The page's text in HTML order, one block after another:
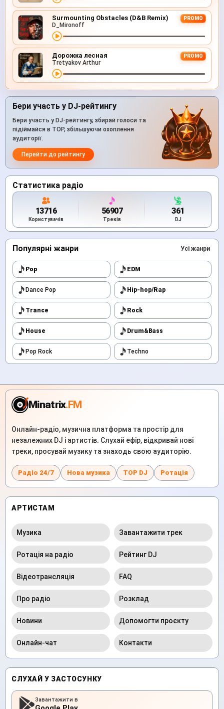
Surmounting Obstacles (D&B Remix) PROMO
D_Mironoff
Дорожка лесная PROMO
Tretyakov Arthur
Бери участь у DJ-рейтингу
Бери участь у DJ-рейтингу, збирай голоси та
підіймайся в TOP, збільшуючи охоплення
аудиторії.
Перейти до рейтингу
Статистика радіо
13716
Користувачів
56907
Треків
361
DJ
Популярні жанри Усі жанри
Pop EDM
Dance Pop Hip-hop/Rap
Trance Rock
House Drum&Bass
Pop Rock Techno
Minatrix.FM
Онлайн-радіо, музична платформа та простір для
незалежних DJ і артистів. Слухай ефір, відкривай нові
треки, просувай музику та знаходь свою аудиторію.
Радіо 24/7 Нова музика TOP DJ Ротація
АРТИСТАМ
Музика Завантажити трек
Ротація на радіо Рейтинг DJ
Відеотрансляція FAQ
Про радіо Розклад
Новини Допомогти проєкту
Онлайн-чат Контакти
СЛУХАЙ У ЗАСТОСУНКУ
Завантажити в